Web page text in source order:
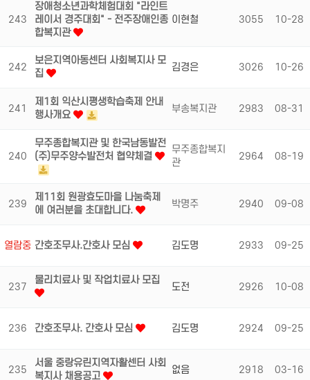
243
장애청소년과학체험대회 "라인트
레이서 경주대회" - 전주장애인종
합복지관
이현철 3055 10-28
242
보은지역아동센터 사회복지사 모
집
김경은 3026 10-26
241
제1회 익산시평생학습축제 안내
행사개요
부송복지관 2983 08-31
240
무주종합복지관 및 한국남동발전
(주)무주양수발전처 협약체결
무주종합복지
관
2964 08-19
239
제11회 원광효도마을 나눔축제
에 여러분을 초대합니다.
박명주 2940 09-08
열람중 간호조무사.간호사 모심 김도명 2933 09-25
237
물리치료사 및 작업치료사 모집
도전 2926 10-08
236 간호조무사. 간호사 모심 김도명 2924 09-25
235
서울 중랑유린지역자활센터 사회
복지사 채용공고
없음 2918 03-16